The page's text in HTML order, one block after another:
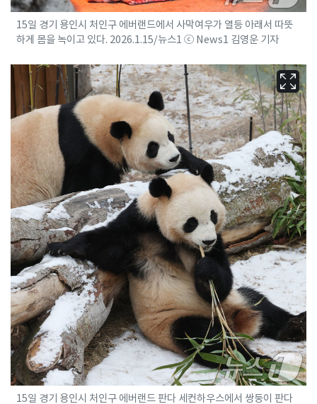
15일 경기 용인시 처인구 에버랜드에서 사막여우가 열등 아래서 따뜻
하게 몸을 녹이고 있다. 2026.1.15/뉴스1 ⓒ News1 김영운 기자
15일 경기 용인시 처인구 에버랜드 판다 세컨하우스에서 쌍둥이 판다